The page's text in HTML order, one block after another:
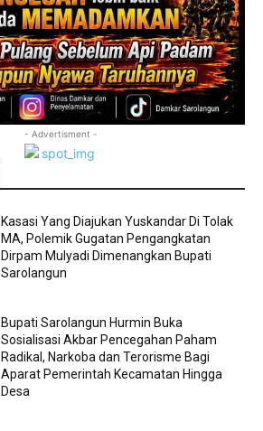
- Advertisment -
Kasasi Yang Diajukan Yuskandar Di Tolak
MA, Polemik Gugatan Pengangkatan
Dirpam Mulyadi Dimenangkan Bupati
Sarolangun
Bupati Sarolangun Hurmin Buka
Sosialisasi Akbar Pencegahan Paham
Radikal, Narkoba dan Terorisme Bagi
Aparat Pemerintah Kecamatan Hingga
Desa